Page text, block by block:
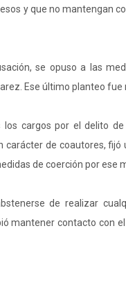
y que no mantengan
se opuso a las
Ese último planteo fue
los cargos por el delito
carácter de coautores,
de coerción por ese
de realizar
mantener contacto con